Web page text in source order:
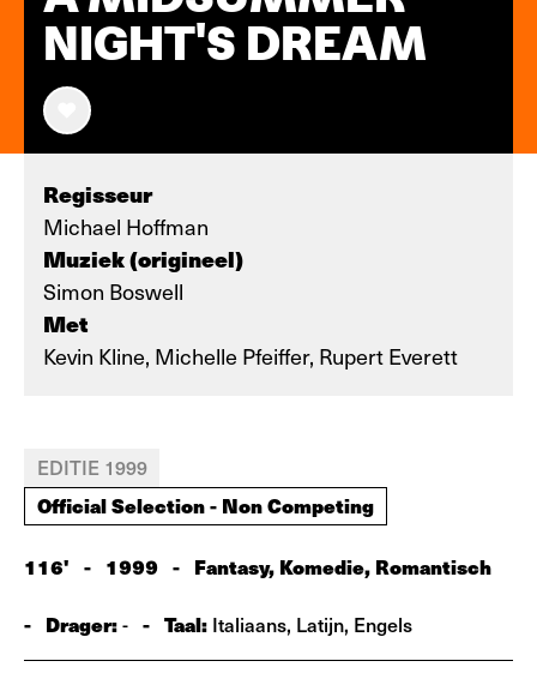
NIGHT'S DREAM
Regisseur
Michael Hoffman
Muziek (origineel)
Simon Boswell
Met
Kevin Kline, Michelle Pfeiffer, Rupert Everett
EDITIE 1999
Official Selection - Non Competing
116' - 1999 - Fantasy, Komedie, Romantisch
- Drager:- - Taal: Italiaans, Latijn, Engels